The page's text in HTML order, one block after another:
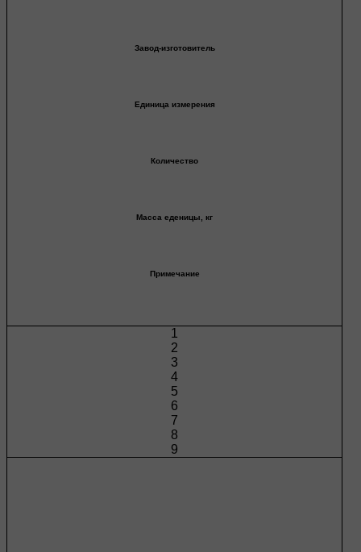
Завод-изготовитель
Единица измерения
Количество
Масса еденицы, кг
Примечание
1
2
3
4
5
6
7
8
9